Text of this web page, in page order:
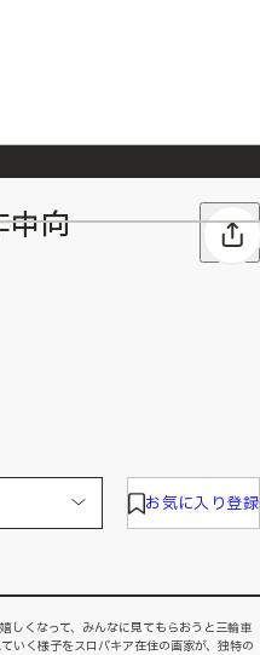
PIECEカード付き同梱版』発売延期のご案内
中向
お気に入り登録
しくなって、みんなに見てもらおうと三輪車
いく様子をスロバキア在住の画家が、独特の